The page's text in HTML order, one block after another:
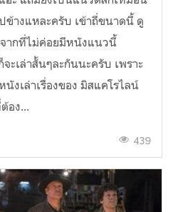
างแหละครับ เข้าถี่ขนาดนี้ ดู
ากที่ไม่ค่อยมีหนังแนวนี้
ะเล่าสั้นๆละกันนะครับ เพราะ
งเล่าเรื่องของ มิสแคโรไลน์
อง...
439